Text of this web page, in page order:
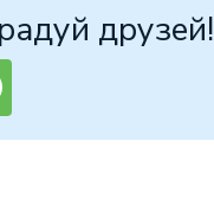
друзей!